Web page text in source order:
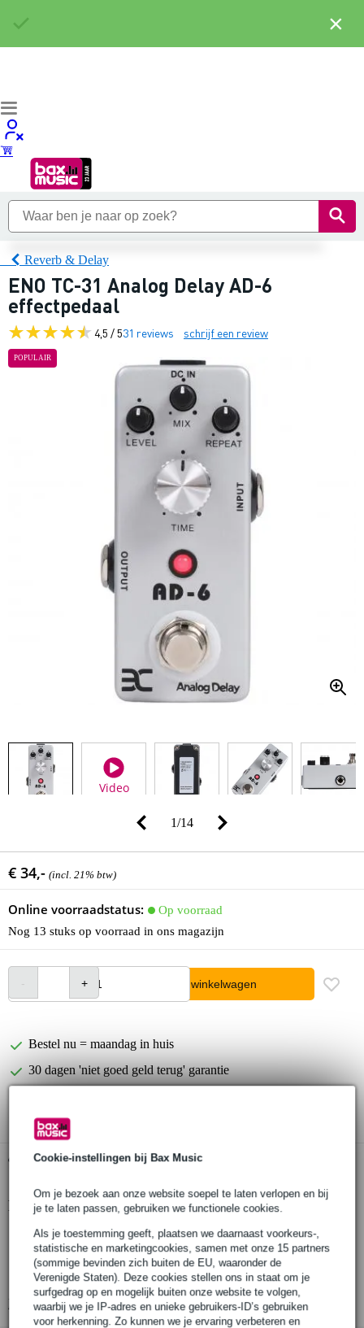
Cookie-instellingen bij Bax Music
Om je bezoek aan onze website soepel te laten verlopen en bij
je te laten passen, gebruiken we functionele cookies.
Als je toestemming geeft, plaatsen we daarnaast voorkeurs-,
statistische en marketingcookies, samen met onze 15 partners
(sommige bevinden zich buiten de EU, waaronder de
Verenigde Staten). Deze cookies stellen ons in staat om je
surfgedrag op en mogelijk buiten onze website te volgen,
waarbij we je IP-adres en unieke gebruikers-ID’s gebruiken
voor herkenning. Zo kunnen we je ervaring verbeteren en
Reverb & Delay
ENO TC-31 Analog Delay AD-6
effectpedaal
4,5 / 531 reviews schrijf een review
POPULAIR
Video
1/14
€ 34,- (incl. 21% btw)
Online voorraadstatus:
Op voorraad
Nog 13 stuks op voorraad in ons magazijn
In winkelwagen
Bestel nu = maandag in huis
30 dagen 'niet goed geld terug' garantie
Gratis ophalen in de winkel
Productinformatie
zeer compact delay-pedaal voor gitaar
voor een rijk analoog delay-effect
True Bypass
Bekijk alle productspecificaties
×